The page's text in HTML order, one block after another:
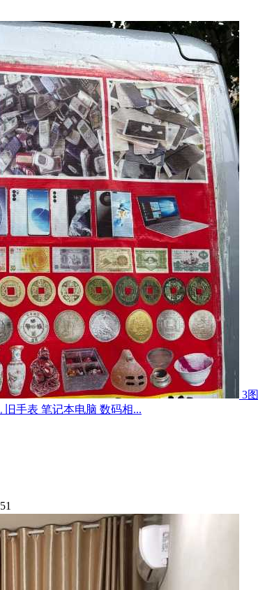
3图
旧手表 笔记本电脑 数码相...